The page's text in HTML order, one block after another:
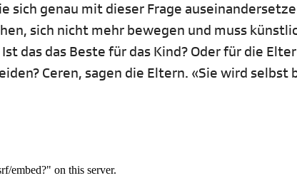
sich genau mit dieser Frage
sich nicht mehr bewegen und muss
das das Beste für das Kind? Oder für die
Ceren, sagen die Eltern. «Sie wird selbst